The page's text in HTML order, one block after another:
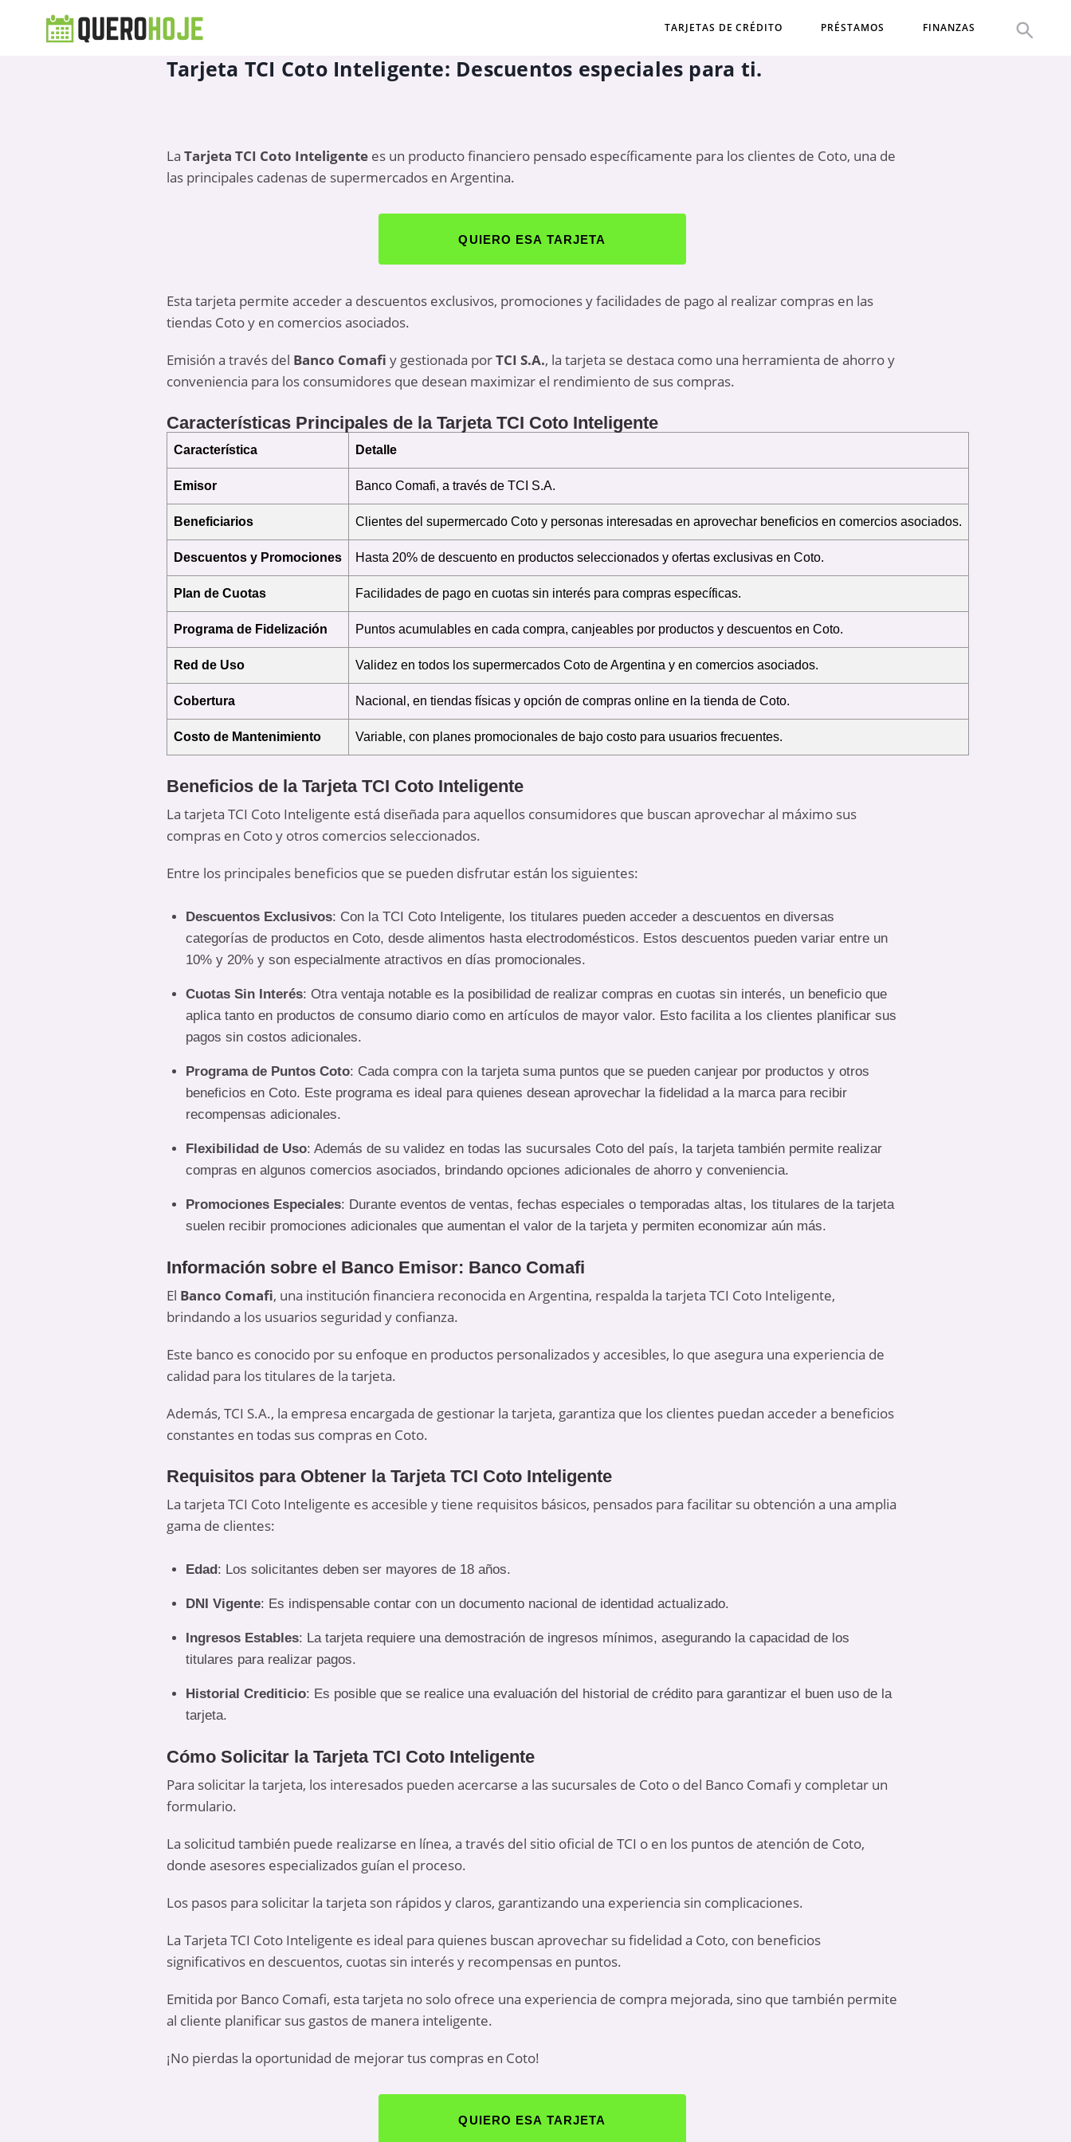
TARJETAS DE CRÉDITO PRÉSTAMOS FINANZAS
Tarjeta TCI Coto Inteligente: Descuentos especiales para ti.
La Tarjeta TCI Coto Inteligente es un producto financiero pensado específicamente para los clientes de Coto, una de
las principales cadenas de supermercados en Argentina.
QUIERO ESA TARJETA
Esta tarjeta permite acceder a descuentos exclusivos, promociones y facilidades de pago al realizar compras en las
tiendas Coto y en comercios asociados.
Emisión a través del Banco Comafi y gestionada porTCI S.A., la tarjeta se destaca como una herramienta de ahorro y
conveniencia para los consumidores que desean maximizar el rendimiento de sus compras.
Características Principales de la Tarjeta TCI Coto Inteligente
Característica Detalle
Emisor Banco Comafi, a través de TCI S.A.
Beneficiarios Clientes del supermercado Coto y personas interesadas en aprovechar beneficios en comercios asociados.
Descuentos y Promociones Hasta 20% de descuento en productos seleccionados y ofertas exclusivas en Coto.
Plan de Cuotas Facilidades de pago en cuotas sin interés para compras específicas.
Programa de Fidelización Puntos acumulables en cada compra, canjeables por productos y descuentos en Coto.
Red de Uso Validez en todos los supermercados Coto de Argentina y en comercios asociados.
Cobertura Nacional, en tiendas físicas y opción de compras online en la tienda de Coto.
Costo de Mantenimiento Variable, con planes promocionales de bajo costo para usuarios frecuentes.
Beneficios de la Tarjeta TCI Coto Inteligente
La tarjeta TCI Coto Inteligente está diseñada para aquellos consumidores que buscan aprovechar al máximo sus
compras en Coto y otros comercios seleccionados.
Entre los principales beneficios que se pueden disfrutar están los siguientes:
Descuentos Exclusivos: Con la TCI Coto Inteligente, los titulares pueden acceder a descuentos en diversas
categorías de productos en Coto, desde alimentos hasta electrodomésticos. Estos descuentos pueden variar entre un
10% y 20% y son especialmente atractivos en días promocionales.
Cuotas Sin Interés: Otra ventaja notable es la posibilidad de realizar compras en cuotas sin interés, un beneficio que
aplica tanto en productos de consumo diario como en artículos de mayor valor. Esto facilita a los clientes planificar sus
pagos sin costos adicionales.
Programa de Puntos Coto: Cada compra con la tarjeta suma puntos que se pueden canjear por productos y otros
beneficios en Coto. Este programa es ideal para quienes desean aprovechar la fidelidad a la marca para recibir
recompensas adicionales.
Flexibilidad de Uso: Además de su validez en todas las sucursales Coto del país, la tarjeta también permite realizar
compras en algunos comercios asociados, brindando opciones adicionales de ahorro y conveniencia.
Promociones Especiales: Durante eventos de ventas, fechas especiales o temporadas altas, los titulares de la tarjeta
suelen recibir promociones adicionales que aumentan el valor de la tarjeta y permiten economizar aún más.
Información sobre el Banco Emisor: Banco Comafi
El Banco Comafi, una institución financiera reconocida en Argentina, respalda la tarjeta TCI Coto Inteligente,
brindando a los usuarios seguridad y confianza.
Este banco es conocido por su enfoque en productos personalizados y accesibles, lo que asegura una experiencia de
calidad para los titulares de la tarjeta.
Además, TCI S.A., la empresa encargada de gestionar la tarjeta, garantiza que los clientes puedan acceder a beneficios
constantes en todas sus compras en Coto.
Requisitos para Obtener la Tarjeta TCI Coto Inteligente
La tarjeta TCI Coto Inteligente es accesible y tiene requisitos básicos, pensados para facilitar su obtención a una amplia
gama de clientes:
Edad: Los solicitantes deben ser mayores de 18 años.
DNI Vigente: Es indispensable contar con un documento nacional de identidad actualizado.
Ingresos Estables: La tarjeta requiere una demostración de ingresos mínimos, asegurando la capacidad de los
titulares para realizar pagos.
Historial Crediticio: Es posible que se realice una evaluación del historial de crédito para garantizar el buen uso de la
tarjeta.
Cómo Solicitar la Tarjeta TCI Coto Inteligente
Para solicitar la tarjeta, los interesados pueden acercarse a las sucursales de Coto o del Banco Comafi y completar un
formulario.
La solicitud también puede realizarse en línea, a través del sitio oficial de TCI o en los puntos de atención de Coto,
donde asesores especializados guían el proceso.
Los pasos para solicitar la tarjeta son rápidos y claros, garantizando una experiencia sin complicaciones.
La Tarjeta TCI Coto Inteligente es ideal para quienes buscan aprovechar su fidelidad a Coto, con beneficios
significativos en descuentos, cuotas sin interés y recompensas en puntos.
Emitida por Banco Comafi, esta tarjeta no solo ofrece una experiencia de compra mejorada, sino que también permite
al cliente planificar sus gastos de manera inteligente.
¡No pierdas la oportunidad de mejorar tus compras en Coto!
QUIERO ESA TARJETA